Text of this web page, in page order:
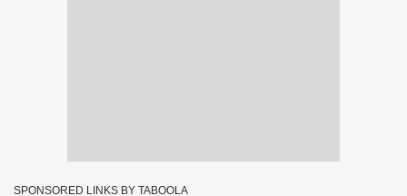
SPONSORED LINKS BY TABOOLA